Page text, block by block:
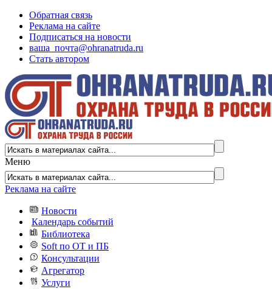
Обратная связь
Реклама на сайте
Подписаться на новости
ваша_почта@ohranatruda.ru
Стать автором
Меню
Реклама на сайте
Новости
Календарь событий
Библиотека
Soft по ОТ и ПБ
Консультации
Агрегатор
Услуги